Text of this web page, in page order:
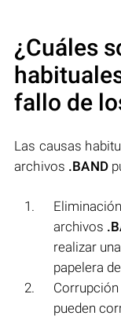
¿Cuáles
fallo de
Las causas
archivos .BAND
archivos
realizar
papelera
pueden